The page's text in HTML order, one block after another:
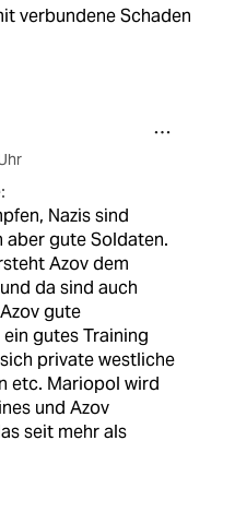
verbundene Schaden
Nazis sind
aber gute Soldaten.
Azov dem
da sind auch
gute
gutes Training
private westliche
etc. Mariopol wird
und Azov
seit mehr als